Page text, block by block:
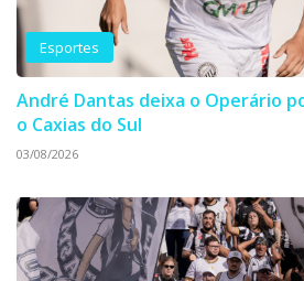
Esportes
André Dantas deixa o Operário
o Caxias do Sul
03/08/2026